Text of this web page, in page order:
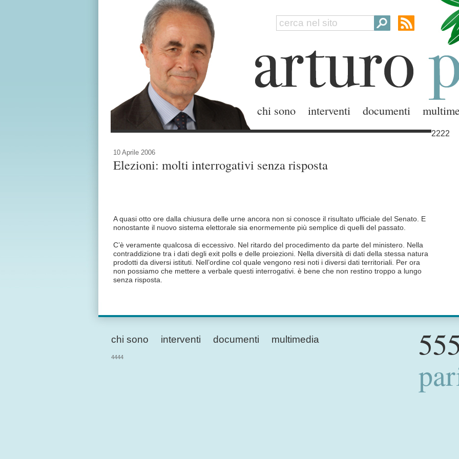
chi sono interventi documenti
2222
10 Aprile 2006
Elezioni: molti interrogativi senza risposta
A quasi otto ore dalla chiusura delle urne ancora non si conosce il risultato ufficiale del Senato. E
nonostante il nuovo sistema elettorale sia enormemente più semplice di quelli del passato.
C’è veramente qualcosa di eccessivo. Nel ritardo del procedimento da parte del ministero. Nella
contraddizione tra i dati degli exit polls e delle proiezioni. Nella diversità di dati della stessa natura
prodotti da diversi istituti. Nell’ordine col quale vengono resi noti i diversi dati territoriali. Per ora
non possiamo che mettere a verbale questi interrogativi. è bene che non restino troppo a lungo
senza risposta.
chi sono interventi documenti multimedia
4444